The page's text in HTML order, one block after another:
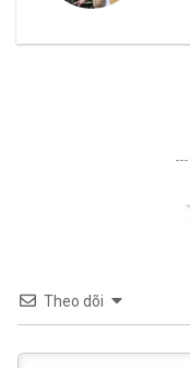
Theo dõi